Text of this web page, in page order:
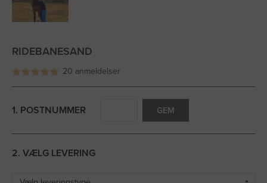
RIDEBANESAND
20 anmeldelser
1. POSTNUMMER GEM
2. VÆLG LEVERING